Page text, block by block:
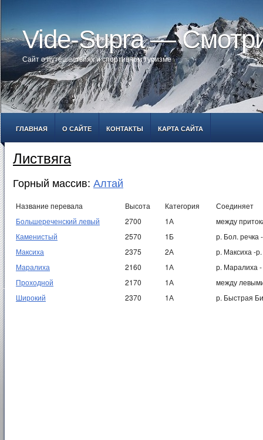
Vide-Supra —
Сайт о путешествиях и спортивном туризме
ГЛАВНАЯ О САЙТЕ КОНТАКТЫ КАРТА САЙТА
Листвяга
Горный массив: Алтай
Название перевала Высота Категория
Соединяет
Большереченский левый
2700 1А
между
Каменистый
2570 1Б
р. Бол. речка
Максиха
2375 2А
р. Максиха -
Маралиха
2160 1А
р. Маралиха
Проходной
2170 1А
между
Широкий
2370 1А р. Быстрая